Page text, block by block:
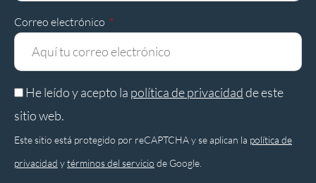
Correo electrónico
He leído y acepto la política de privacidadde este
sitio web.
Este sitio está protegido por reCAPTCHA y se aplican la política de
privacidad ytérminos del servicio de Google.